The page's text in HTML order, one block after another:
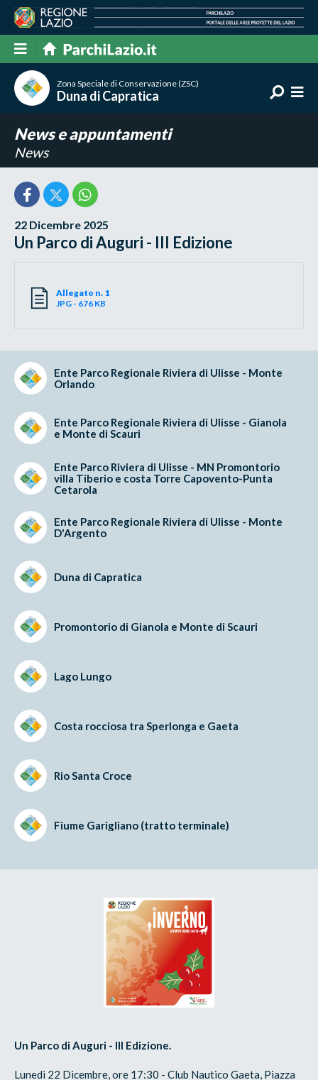
Zona Speciale di Conservazione (ZSC)
Duna di Capratica
News e appuntamenti
News
22 Dicembre 2025
Un Parco di Auguri - III Edizione
Allegato n. 1
JPG - 676 KB
Ente Parco Regionale Riviera di Ulisse - Monte
Orlando
Ente Parco Regionale Riviera di Ulisse - Gianola
e Monte di Scauri
Ente Parco Riviera di Ulisse - MN Promontorio
villa Tiberio e costa Torre Capovento-Punta
Cetarola
Ente Parco Regionale Riviera di Ulisse - Monte
D'Argento
Duna di Capratica
Promontorio di Gianola e Monte di Scauri
Lago Lungo
Costa rocciosa tra Sperlonga e Gaeta
Rio Santa Croce
Fiume Garigliano (tratto terminale)
Un Parco di Auguri - III Edizione.
Lunedì 22 Dicembre, ore 17:30 - Club Nautico Gaeta, Piazza